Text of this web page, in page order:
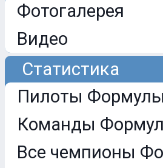
Фотогалерея
Видео
Статистика
Пилоты
Команды
Все чемпионы